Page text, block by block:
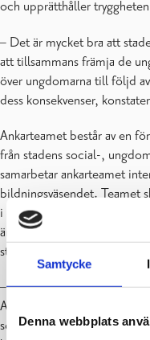
Samtycke
Denna webbplats
och upprätthåller
– Det är mycket bra att
att tillsammans främja de
över ungdomarna till följd
dess konsekvenser,
Ankarteamet består av en
från stadens social-,
samarbetar ankarteamet
bildningsväsendet. Teamet
i ett så tidigt skede som
ändamålsenliga sätt och vid
stöd.
– Inom bildningsväsendet
Ankarverksamheten och de
som den medför. Bästa